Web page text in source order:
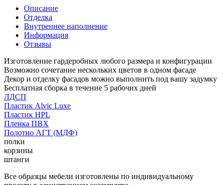
Описание
Отделка
Внутреннее наполнение
Информация
Отзывы
Изготовление гардеробных любого размера и конфигурации
Возможно сочетание нескольких цветов в одном фасаде
Декор и отделку фасадов можно выполнить под вашу задумку
Бесплатная сборка в течение 5 рабочих дней
ЛДСП
Пластик Alvic Luxe
Пластик HPL
Пленка ПВХ
Полотно АГТ (МДФ)
полки
корзины
штанги
Все образцы мебели изготовлены по индивидуальному